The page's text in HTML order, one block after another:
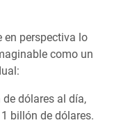
en perspectiva lo
como un
dólares al día,
billón de dólares.